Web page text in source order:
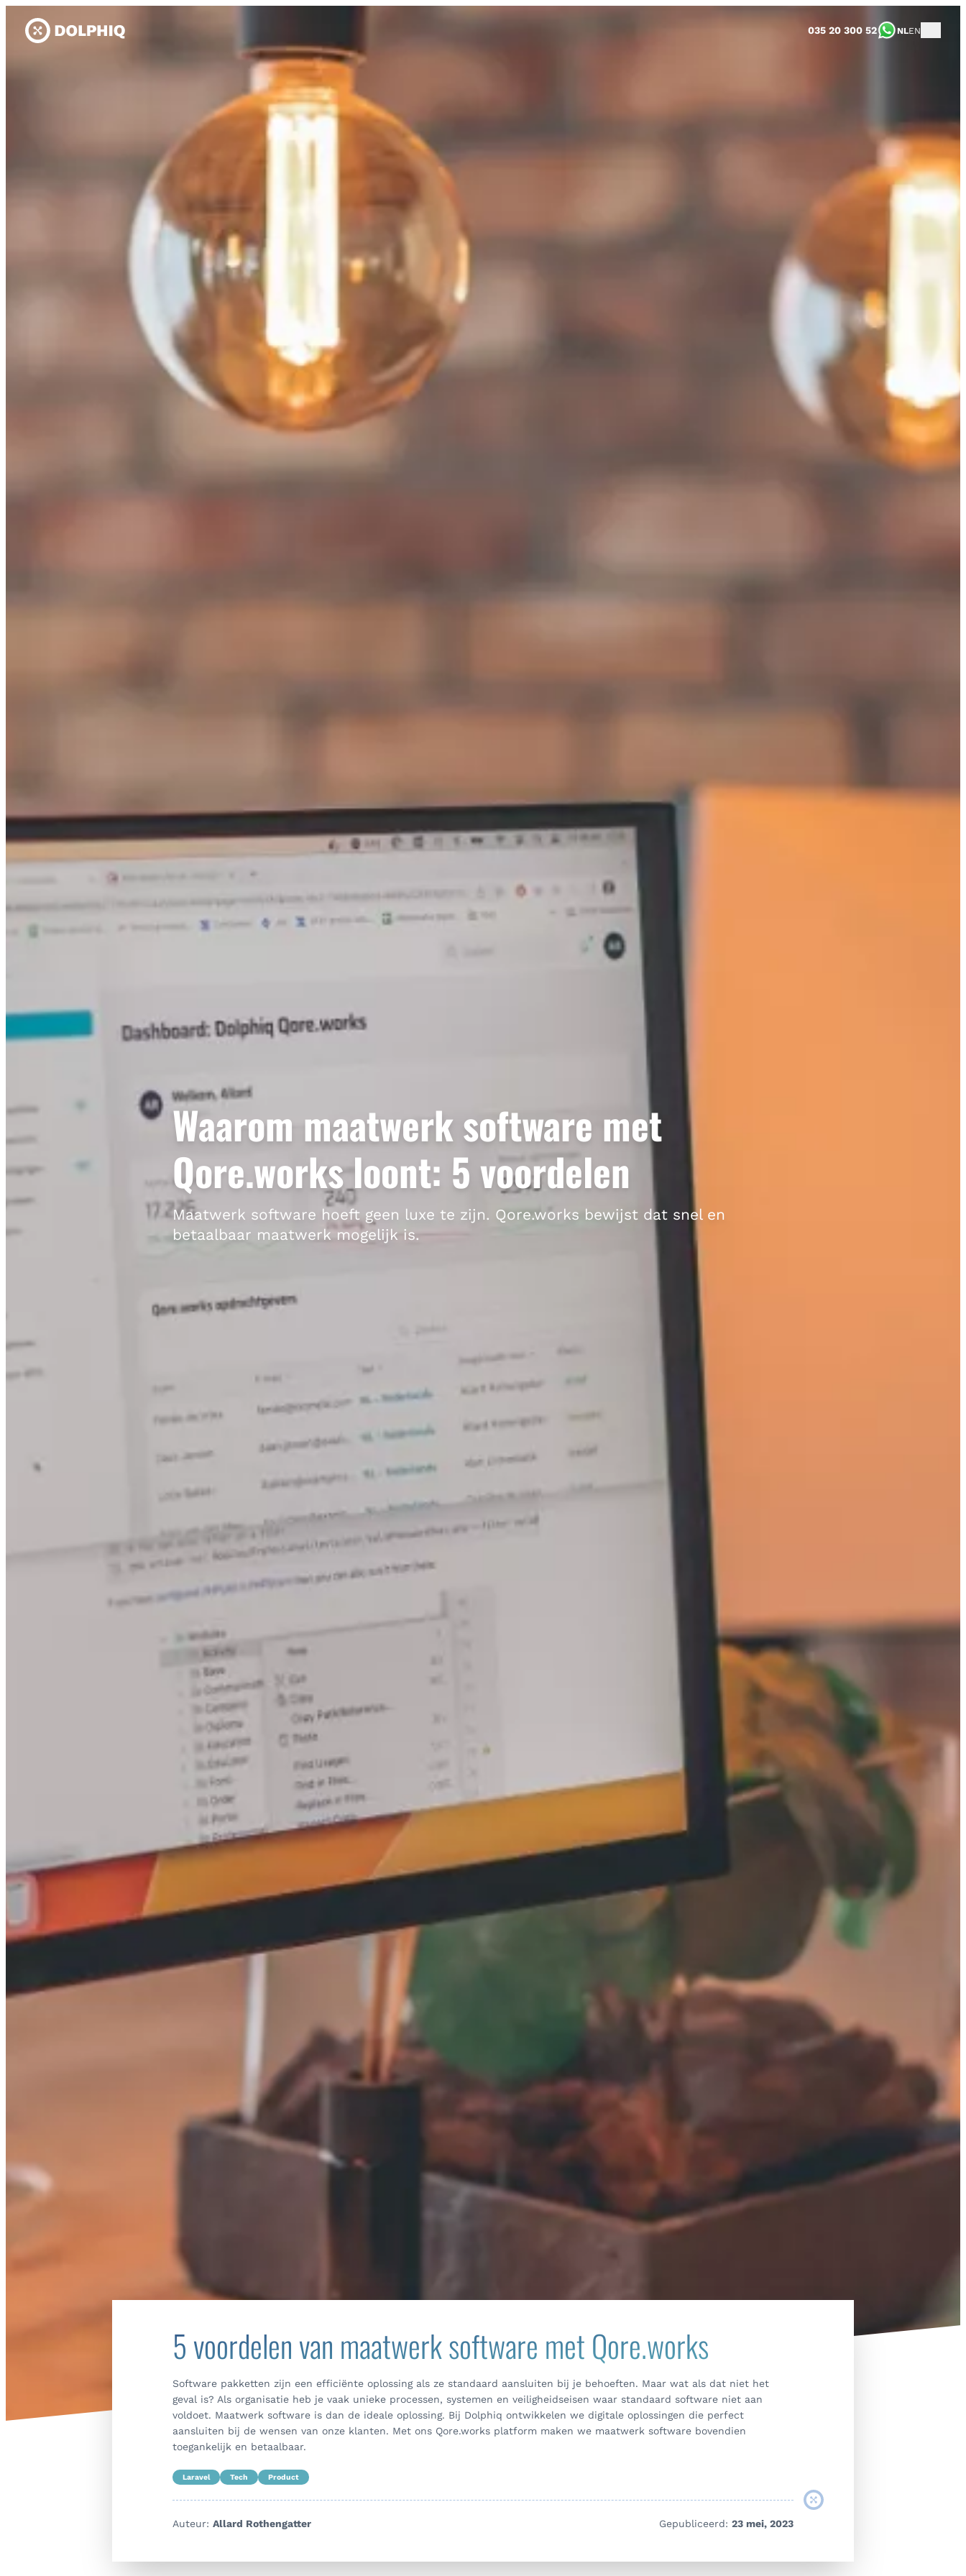
035 20 300 52 NLEN
Waarom maatwerk software met
Qore.works loont: 5 voordelen
Maatwerk software hoeft geen luxe te zijn. Qore.works bewijst dat snel en
betaalbaar maatwerk mogelijk is.
5 voordelen van maatwerk software met Qore.works
Software pakketten zijn een efficiënte oplossing als ze standaard aansluiten bij je behoeften. Maar wat als dat niet het
geval is? Als organisatie heb je vaak unieke processen, systemen en veiligheidseisen waar standaard software niet aan
voldoet. Maatwerk software is dan de ideale oplossing. Bij Dolphiq ontwikkelen we digitale oplossingen die perfect
aansluiten bij de wensen van onze klanten. Met ons Qore.works platform maken we maatwerk software bovendien
toegankelijk en betaalbaar.
Laravel Tech Product
Auteur: Allard Rothengatter Gepubliceerd: 23 mei, 2023